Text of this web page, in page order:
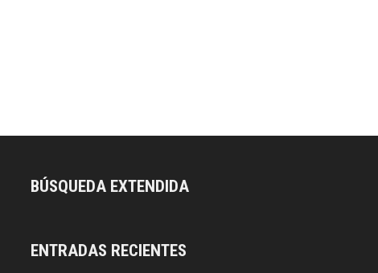
BÚSQUEDA EXTENDIDA
ENTRADAS RECIENTES